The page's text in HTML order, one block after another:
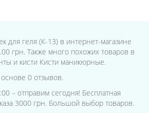
для геля (К-13) в интернет-магазине
грн. Также много похожих товаров в
и кисти Кисти маникюрные.
0 отзывов.
– отправим сегодня! Бесплатная
3000 грн. Большой выбор товаров.